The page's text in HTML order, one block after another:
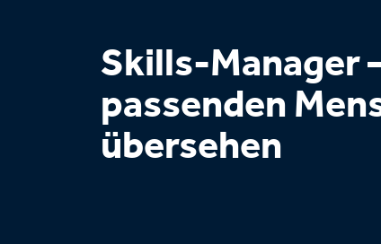
Skills-Manager
passenden
übersehen